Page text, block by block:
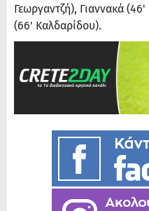
Γεωργαντζή), Γιαννακά
(66' Καλδαρίδου).